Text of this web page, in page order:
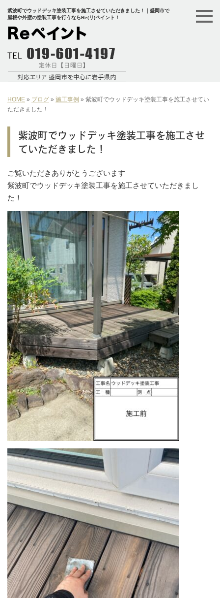
紫波町でウッドデッキ塗装工事を施工させていただきました！｜盛岡市で
屋根や外壁の塗装工事を行うならRe(リ)ペイント！
HOME » ブログ » 施工事例 » 紫波町でウッドデッキ塗装工事を施工させてい
ただきました！
紫波町でウッドデッキ塗装工事を施工させ
ていただきました！
ご覧いただきありがとうございます
紫波町でウッドデッキ塗装工事を施工させていただきまし
た！